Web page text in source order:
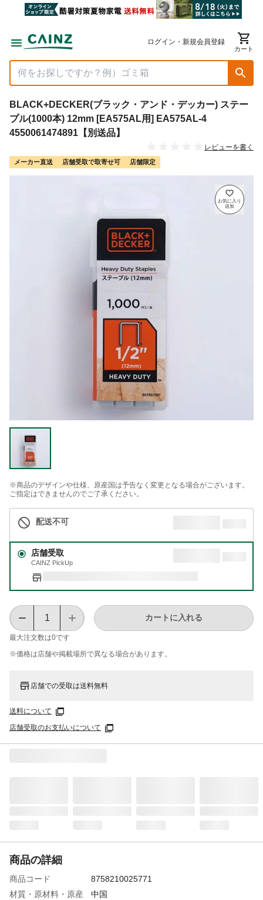
ログイン・新規会員登録
カート
BLACK+DECKER(ブラック・アンド・デッカー) ステー
プル(1000本) 12mm [EA575AL用] EA575AL-4
4550061474891【別送品】
レビューを書く
メーカー直送 店舗受取で取寄せ可 店舗限定
※商品のデザインや仕様、原産国は予告なく変更となる場合がございます。
ご指定はできませんのでご了承ください。
配送不可
店舗受取
CAINZ PickUp
最大注文数は0です
カートに入れる
※価格は​店舗や​掲載場所で​異なる​場合が​あります。
店舗での受取は送料無料
送料について
店舗受取のお支払いについて
商品の詳細
商品コード
8758210025771
材質・原材料・原産
中国